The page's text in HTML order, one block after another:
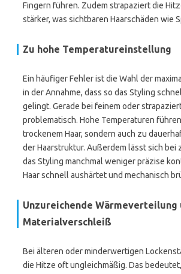
Fingern führen. Zudem strapaziert die
stärker, was sichtbaren Haarschäden wie
Zu hohe Temperatureinstellung
Ein häufiger Fehler ist die Wahl der
in der Annahme, dass so das Styling
gelingt. Gerade bei feinem oder
problematisch. Hohe Temperaturen
trockenem Haar, sondern auch zu
der Haarstruktur. Außerdem lässt sich bei
das Styling manchmal weniger präzise
Haar schnell aushärtet und mechanisch
Unzureichende Wärmeverteilung
Materialverschleiß
Bei älteren oder minderwertigen
die Hitze oft ungleichmäßig. Das